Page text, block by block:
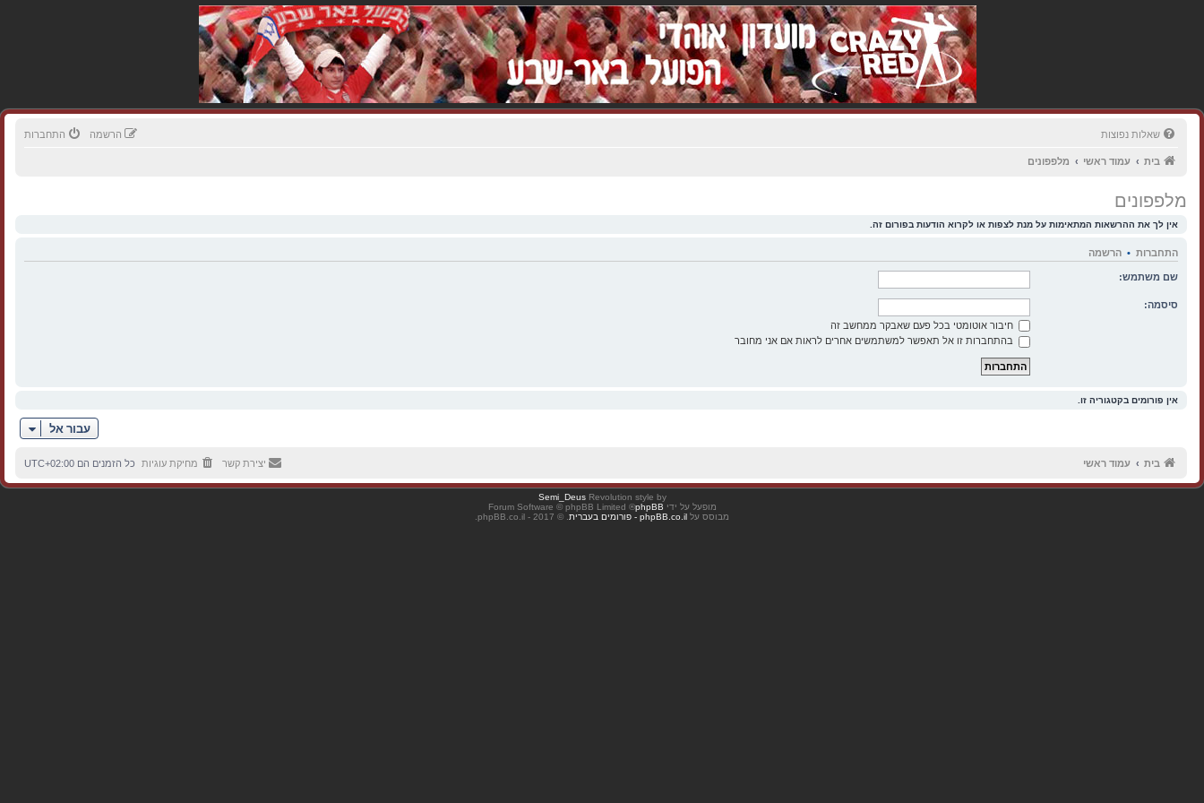
שאלות נפוצות התחברות הרשמה
בית עמוד ראשי מלפפונים
מלפפונים
אין לך את ההרשאות המתאימות על מנת לצפות או לקרוא הודעות בפורום זה.
התחברות • הרשמה
שם משתמש:
סיסמה:
חיבור אוטומטי בכל פעם שאבקר ממחשב זה
בהתחברות זו אל תאפשר למשתמשים אחרים לראות אם אני מחובר
אין פורומים בקטגוריה זו.
עבור אל
בית עמוד ראשי כל הזמנים הם UTC+02:00 מחיקת עוגיות יצירת קשר
Revolution style by
Semi_Deus
מופעל על ידי phpBB
® Forum Software © phpBB Limited
מבוסס על phpBB.co.il - פורומים בעברית . © 2017 - phpBB.co.il.